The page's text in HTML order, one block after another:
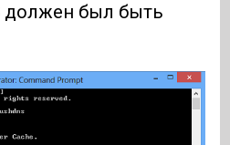
должен был быть